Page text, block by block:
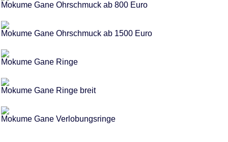
Mokume Gane Ohrschmuck ab 800 Euro
Mokume Gane Ohrschmuck ab 1500 Euro
Mokume Gane Ringe
Mokume Gane Ringe breit
Mokume Gane Verlobungsringe